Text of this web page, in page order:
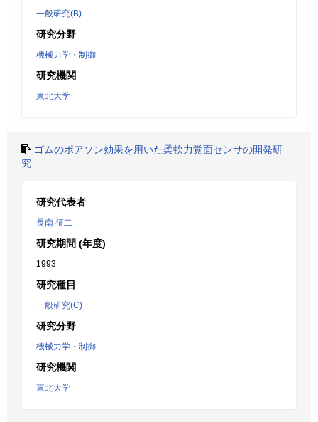
一般研究(B)
研究分野
機械力学・制御
研究機関
東北大学
ゴムのポアソン効果を用いた柔軟力覚面センサの開発研
究
研究代表者
長南 征二
研究期間 (年度)
1993
研究種目
一般研究(C)
研究分野
機械力学・制御
研究機関
東北大学